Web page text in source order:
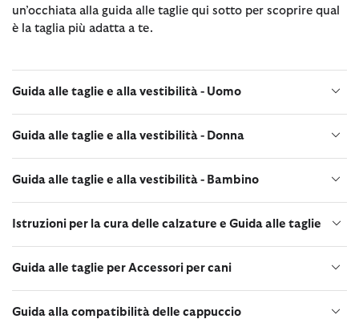
un’occhiata alla guida alle taglie qui sotto per scoprire qual
è la taglia più adatta a te.
Guida alle taglie e alla vestibilità - Uomo
Guida alle taglie e alla vestibilità - Donna
Guida alle taglie e alla vestibilità - Bambino
Istruzioni per la cura delle calzature e Guida alle taglie
Guida alle taglie per Accessori per cani
Guida alla compatibilità delle cappuccio